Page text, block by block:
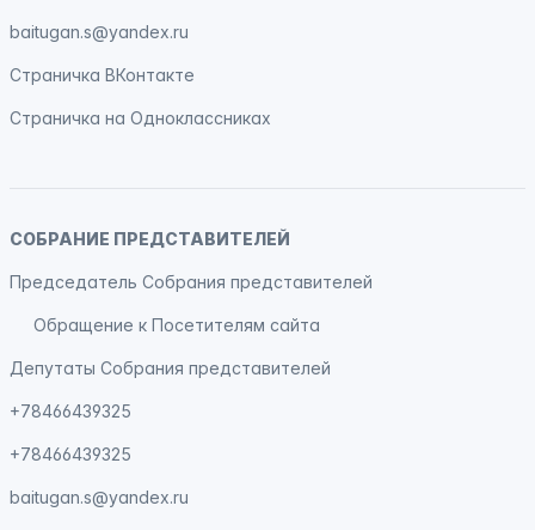
baitugan.s@yandex.ru
Страничка ВКонтакте
Страничка на Одноклассниках
СОБРАНИЕ ПРЕДСТАВИТЕЛЕЙ
Председатель Собрания представителей
Обращение к Посетителям сайта
Депутаты Собрания представителей
+78466439325
+78466439325
baitugan.s@yandex.ru